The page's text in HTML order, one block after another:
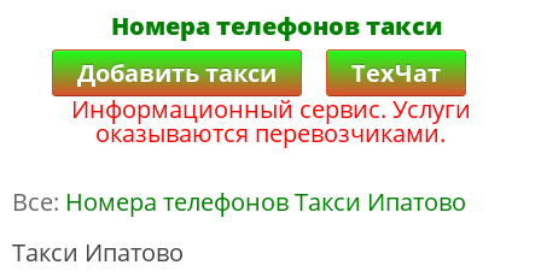
Номера телефонов такси
Добавить такси
ТехЧат
Информационный сервис. Услуги
оказываются перевозчиками.
Все: Номера телефонов Такси Ипатово
Такси Ипатово